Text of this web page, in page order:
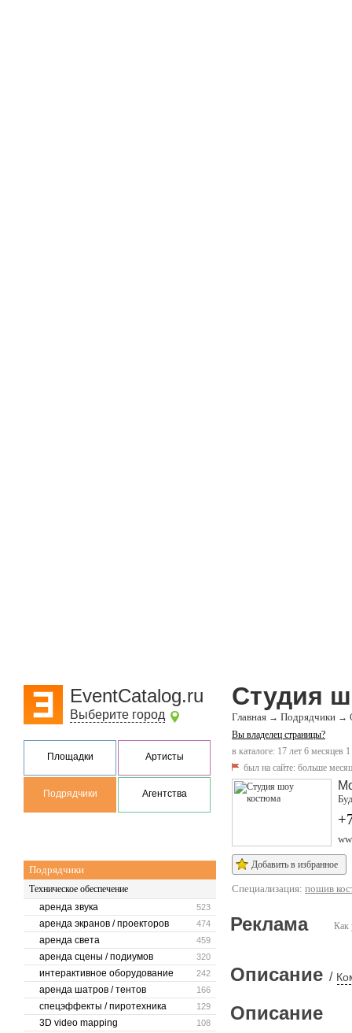
EventCatalog.ru
Выберите город
Площадки Артисты
Подрядчики Агентства
Подрядчики
Техническое обеспечение
523
аренда звука
474
аренда экранов / проекторов
459
аренда света
320
аренда сцены / подиумов
242
интерактивное оборудование
166
аренда шатров / тентов
129
спецэффекты / пиротехника
108
3D video mapping
Студия
Главная → Подрядчики →
Вы владелец страницы?
в каталоге: 17 лет 6 месяцев 1
был на сайте: больше
Добавить в избранное
Специализация: пошив
Как
Реклама
Описание /
Описание